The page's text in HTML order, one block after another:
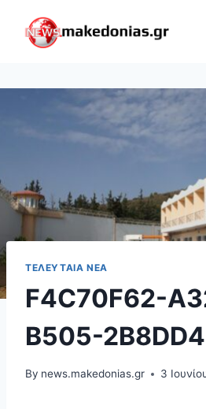
content
ΤΕΛΕΥΤΑΊΑ ΝΈΑ
F4C70F62-
B505-
By news.makedonias.gr 3